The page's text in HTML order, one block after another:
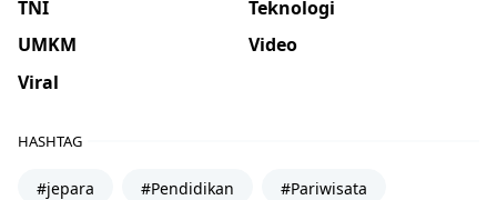
TNI
Teknologi
UMKM
Video
Viral
HASHTAG
#jepara #Pendidikan #Pariwisata